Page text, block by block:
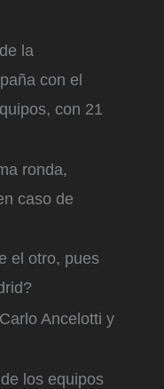
la
con el
con 21
ronda,
caso de
el otro, pues
Ancelotti y
los equipos